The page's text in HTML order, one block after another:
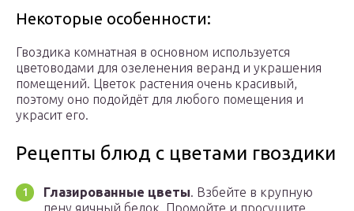
Некоторые особенности:
Гвоздика комнатная в основном используется
цветоводами для озеленения веранд и украшения
помещений. Цветок растения очень красивый,
поэтому оно подойдёт для любого помещения и
украсит его.
Рецепты блюд с цветами гвоздики
Глазированные цветы. Взбейте в крупную
пену яичный белок. Промойте и просушите